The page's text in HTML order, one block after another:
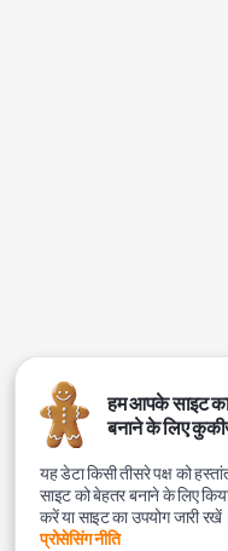
हम आपके साइट
बनाने के लिए
यह डेटा किसी तीसरे पक्ष को
साइट को बेहतर बनाने के लिए
करें या साइट का उपयोग जारी
प्रोसेसिंग नीति